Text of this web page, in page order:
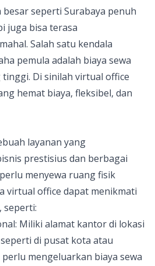
seperti Surabaya penuh
juga bisa terasa
Salah satu kendala
pemula adalah biaya sewa
Di sinilah virtual office
hemat biaya, fleksibel, dan
layanan yang
prestisius dan berbagai
menyewa ruang fisik
virtual office dapat menikmati
seperti:
Miliki alamat kantor di lokasi
di pusat kota atau
mengeluarkan biaya sewa